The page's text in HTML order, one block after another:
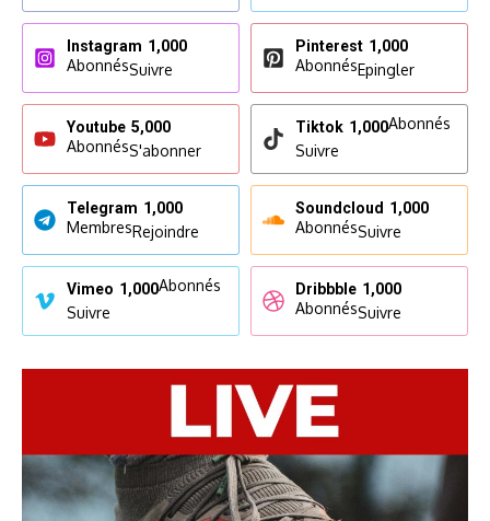
Instagram 1,000
AbonnésSuivre
Pinterest 1,000
AbonnésEpingler
Youtube 5,000
AbonnésS'abonner
Tiktok 1,000Abonnés
Suivre
Telegram 1,000
MembresRejoindre
Soundcloud 1,000
AbonnésSuivre
Vimeo 1,000Abonnés
Suivre
Dribbble 1,000
AbonnésSuivre